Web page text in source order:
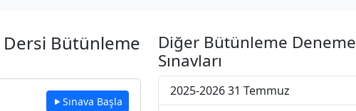
Bütünleme
Sınava Başla
Diğer Bütünleme Deneme
Sınavları
2025-2026 31 Temmuz